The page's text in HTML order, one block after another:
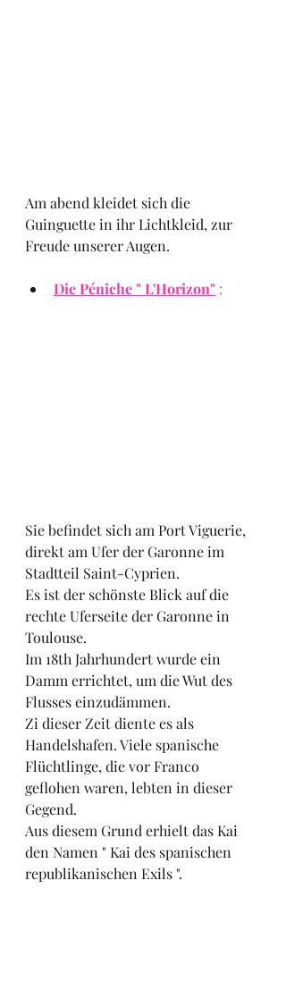
Am abend kleidet sich die
Guinguette in ihr Lichtkleid, zur
Freude unserer Augen.
Die Péniche " L'Horizon" :
Sie befindet sich am Port Viguerie,
direkt am Ufer der Garonne im
Stadtteil Saint-Cyprien.
Es ist der schönste Blick auf die
rechte Uferseite der Garonne in
Toulouse.
Im 18th Jahrhundert wurde ein
Damm errichtet, um die Wut des
Flusses einzudämmen.
Zi dieser Zeit diente es als
Handelshafen. Viele spanische
Flüchtlinge, die vor Franco
geflohen waren, lebten in dieser
Gegend.
Aus diesem Grund erhielt das Kai
den Namen " Kai des spanischen
republikanischen Exils ".